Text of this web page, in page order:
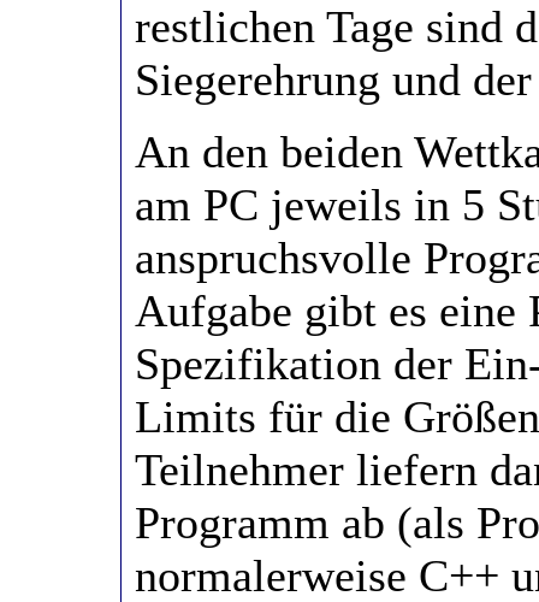
restlichen Tage sind
Siegerehrung und
An den beiden
am PC jeweils in 5
anspruchsvolle
Aufgabe gibt es
Spezifikation der
Limits für die
Teilnehmer liefern
Programm ab (als
normalerweise C++